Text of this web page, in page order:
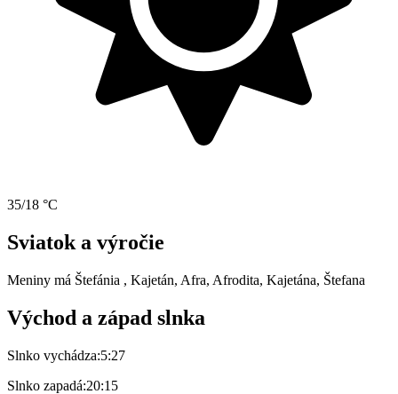
35/18 °C
Sviatok a výročie
Meniny má Štefánia , Kajetán, Afra, Afrodita, Kajetána, Štefana
Východ a západ slnka
Slnko vychádza:5:27
Slnko zapadá:20:15